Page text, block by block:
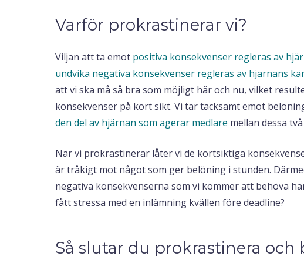
Varför prokrastinerar vi?
Viljan att ta emot positiva konsekvenser regleras av
undvika negativa konsekvenser regleras av hjärnans
att vi ska må så bra som möjligt här och nu, vilket
konsekvenser på kort sikt. Vi tar tacksamt emot
den del av hjärnan som agerar medlare mellan dessa
När vi prokrastinerar låter vi de kortsiktiga
är tråkigt mot något som ger belöning i stunden.
negativa konsekvenserna som vi kommer att behöva
fått stressa med en inlämning kvällen före deadline?
Så slutar du prokrastinera och